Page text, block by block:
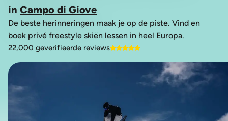
in Campo di Giove
De beste herinneringen maak je op de piste. Vind en
boek privé freestyle skiën lessen in heel Europa.
22,000 geverifieerde reviews